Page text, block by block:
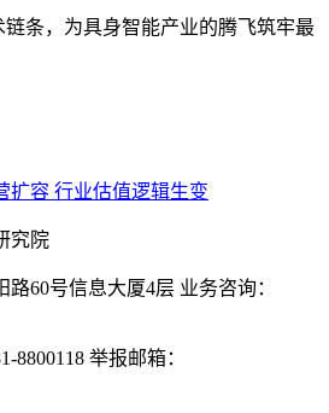
链条，为具身智能产业的腾飞筑牢最
扩容 行业估值逻辑生变
究院
60号信息大厦4层 业务咨询：
8800118 举报邮箱：